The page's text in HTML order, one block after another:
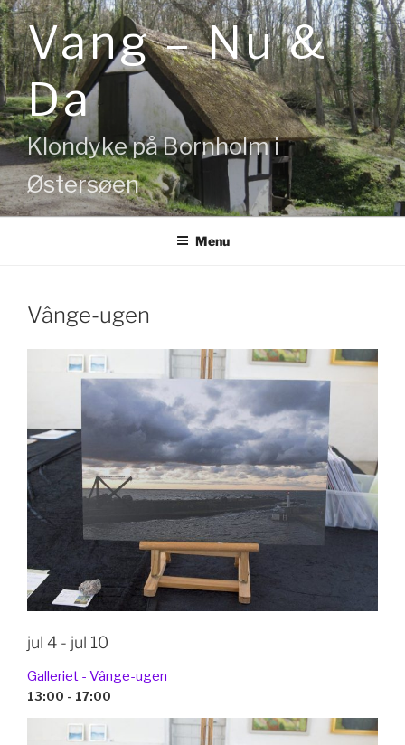
Videre
til
indholdVang – Nu &
Da
Klondyke på Bornholm i
Østersøen
Menu
Vânge-ugen
jul 4 - jul 10
Galleriet - Vânge-ugen
13:00 - 17:00